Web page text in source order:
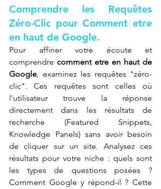
Comprendre les Requêtes
Zéro-Clic pour Comment etre
en haut de Google.
Pour affiner votre écoute et
comprendre comment etre en haut de
Google, examinez les requêtes "zéro-
clic". Ces requêtes sont celles où
l'utilisateur trouve la réponse
directement dans les résultats de
recherche (Featured Snippets,
Knowledge Panels) sans avoir besoin
de cliquer sur un site. Analysez ces
résultats pour votre niche : quels sont
les types de questions posées ?
Comment Google y répond-il ? Cette